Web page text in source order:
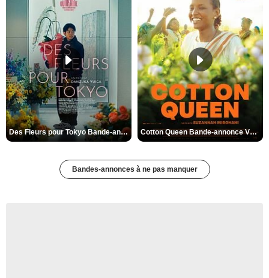
Des Fleurs pour Tokyo Bande-annonce VO STFR Cotton Queen Bande-annonce VO STFR
Bandes-annonces à ne pas manquer